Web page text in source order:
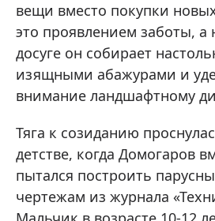
вещи вместо покупки
это проявлением заботы, а
досуге он собирает
изящными абажурами и
внимание ландшафтному
Тяга к созиданию
детстве, когда Домогаров
пытался построить
чертежам из журнала